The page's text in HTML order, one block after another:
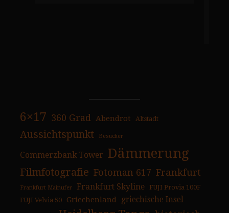
6×17 360 Grad Abendrot Altstadt
Aussichtspunkt Besucher
Commerzbank Tower Dämmerung
Filmfotografie Fotoman 617 Frankfurt
Frankfurt Mainufer Frankfurt Skyline
FUJI Provia 100F
FUJI Velvia 50
Griechenland griechische Insel